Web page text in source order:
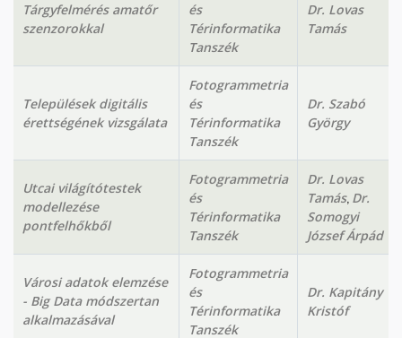
Tárgyfelmérés amatőr
szenzorokkal
és
Térinformatika
Tanszék
Dr. Lovas
Tamás
Települések digitális
érettségének vizsgálata
Fotogrammetria
és
Térinformatika
Tanszék
Dr. Szabó
György
Utcai világítótestek
modellezése
pontfelhőkből
Fotogrammetria
és
Térinformatika
Tanszék
Dr. Lovas
Tamás, Dr.
Somogyi
József Árpád
Városi adatok elemzése
- Big Data módszertan
alkalmazásával
Fotogrammetria
és
Térinformatika
Tanszék
Dr. Kapitány
Kristóf